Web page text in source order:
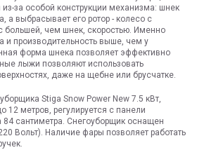
за особой конструкции механизма: шнек
а выбрасывает его ротор - колесо с
чем шнек, скоростью. Именно
и производительность выше, чем у
форма шнека позволяет эффективно
лыжи позволяют использовать
даже на щебне или брусчатке.
Stiga Snow Power New 7.5 кВт,
12 метров, регулируется с панели
84 сантиметра. Снегоуборщик оснащен
Вольт). Наличие фары позволяет работать